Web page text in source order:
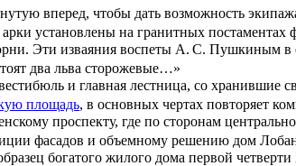
вперед, чтобы дать возможность
установлены на гранитных постаментах
Эти изваяния воспеты А. С. Пушкиным
два льва сторожевые…»
и главная лестница, со хранившие
площадь, в основных чертах повторяет
проспекту, где по сторонам
фасадов и объемному решению дом
богатого жилого дома первой